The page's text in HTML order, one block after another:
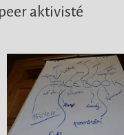
aktivisté